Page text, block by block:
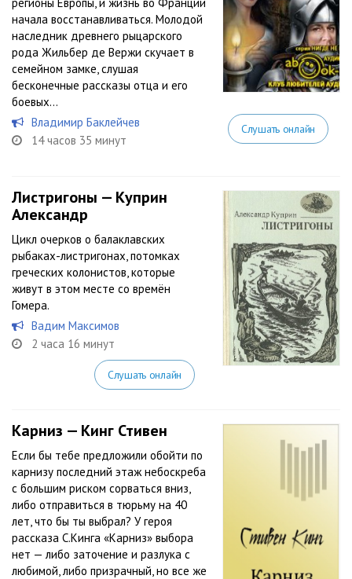
начала восстанавливаться. Молодой
наследник древнего рыцарского
рода Жильбер де Вержи скучает в
семейном замке, слушая
бесконечные рассказы отца и его
боевых...
Владимир Баклейчев
14 часов 35 минут
Слушать онлайн
Листригоны — Куприн
Александр
Цикл очерков о балаклавских
рыбаках-листригонах, потомках
греческих колонистов, которые
живут в этом месте со времён
Гомера.
Вадим Максимов
2 часа 16 минут
Слушать онлайн
Карниз — Кинг Стивен
Если бы тебе предложили обойти по
карнизу последний этаж небоскреба
с большим риском сорваться вниз,
либо отправиться в тюрьму на 40
лет, что бы ты выбрал? У героя
рассказа С.Кинга «Карниз» выбора
нет — либо заточение и разлука с
любимой, либо призрачный, но все же